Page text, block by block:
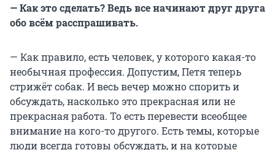
— Как это сделать? Ведь все начинают друг друга
обо всём расспрашивать.
— Как правило, есть человек, у которого какая-то
необычная профессия. Допустим, Петя теперь
стрижёт собак. И весь вечер можно спорить и
обсуждать, насколько это прекрасная или не
прекрасная работа. То есть перевести всеобщее
внимание на кого-то другого. Есть темы, которые
люди всегда готовы обсуждать, и на которые